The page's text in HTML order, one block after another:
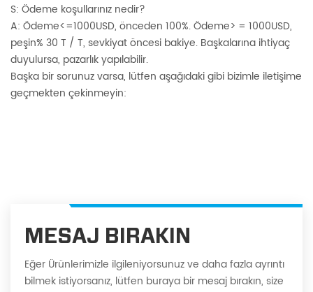
S: Ödeme koşullarınız nedir?
A: Ödeme<=1000USD, önceden 100%. Ödeme> = 1000USD,
peşin% 30 T / T, sevkiyat öncesi bakiye. Başkalarına ihtiyaç
duyulursa, pazarlık yapılabilir.
Başka bir sorunuz varsa, lütfen aşağıdaki gibi bizimle iletişime
geçmekten çekinmeyin:
MESAJ BIRAKIN
Eğer Ürünlerimizle ilgileniyorsunuz ve daha fazla ayrıntı
bilmek istiyorsanız, lütfen buraya bir mesaj bırakın, size